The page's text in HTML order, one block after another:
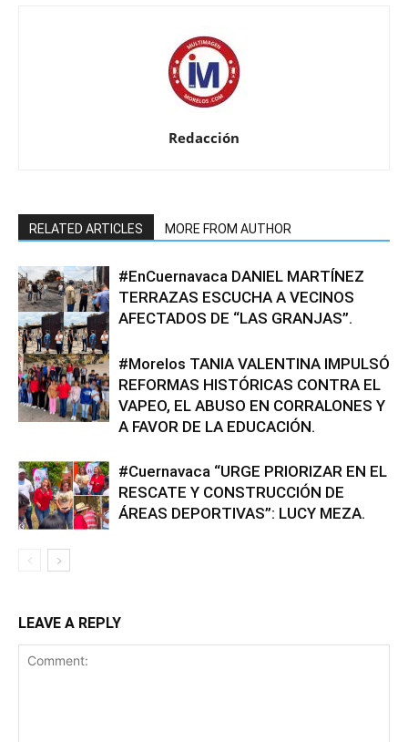
Redacción
RELATED ARTICLES MORE FROM AUTHOR
#EnCuernavaca DANIEL MARTÍNEZ
TERRAZAS ESCUCHA A VECINOS
AFECTADOS DE “LAS GRANJAS”.
#Morelos TANIA VALENTINA IMPULSÓ
REFORMAS HISTÓRICAS CONTRA EL
VAPEO, EL ABUSO EN CORRALONES Y
A FAVOR DE LA EDUCACIÓN.
#Cuernavaca “URGE PRIORIZAR EN EL
RESCATE Y CONSTRUCCIÓN DE
ÁREAS DEPORTIVAS”: LUCY MEZA.
LEAVE A REPLY